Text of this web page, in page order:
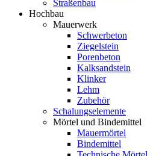
Straßenbau
Hochbau
Mauerwerk
Schwerbeton
Ziegelstein
Porenbeton
Kalksandstein
Klinker
Lehm
Zubehör
Schalungselemente
Mörtel und Bindemittel
Mauermörtel
Bindemittel